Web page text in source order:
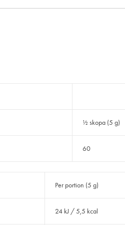
½ skopa (5 g)
60
Per portion (5 g)
24 kJ / 5,5 kcal